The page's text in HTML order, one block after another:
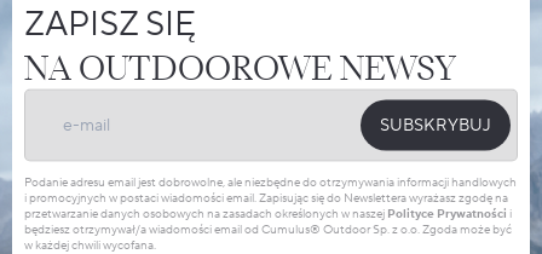
ZAPISZ SIĘ
NA OUTDOOROWE NEWSY
SUBSKRYBUJ
Podanie adresu email jest dobrowolne, ale niezbędne do otrzymywania informacji handlowych
i promocyjnych w postaci wiadomości email. Zapisując się do Newslettera wyrażasz zgodę na
przetwarzanie danych osobowych na zasadach określonych w naszej Polityce Prywatności i
będziesz otrzymywał/a wiadomości email od Cumulus® Outdoor Sp. z o.o. Zgoda może być
w każdej chwili wycofana.